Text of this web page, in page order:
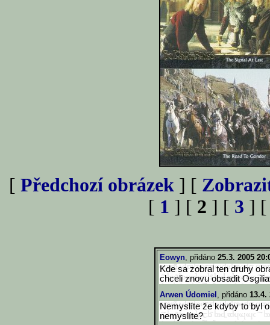
[ Předchozí obrázek ] [
[ 1 ] [ 2 ] [ 3 ]
Eowyn, přidáno 25.3. 2005
Kde sa zobral ten druhy
chceli znovu obsadit
Arwen Údomiel , přidáno 13.4.
Nemyslíte že kdyby to byl
nemyslíte?